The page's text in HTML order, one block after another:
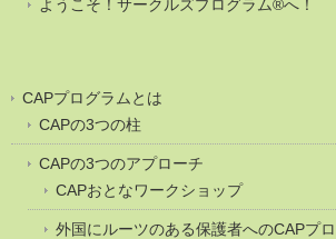
ようこそ！サークルズプログラム®へ！
CAPプログラムとは
CAPの3つの柱
CAPの3つのアプローチ
CAPおとなワークショップ
外国にルーツのある保護者へのCAPプ